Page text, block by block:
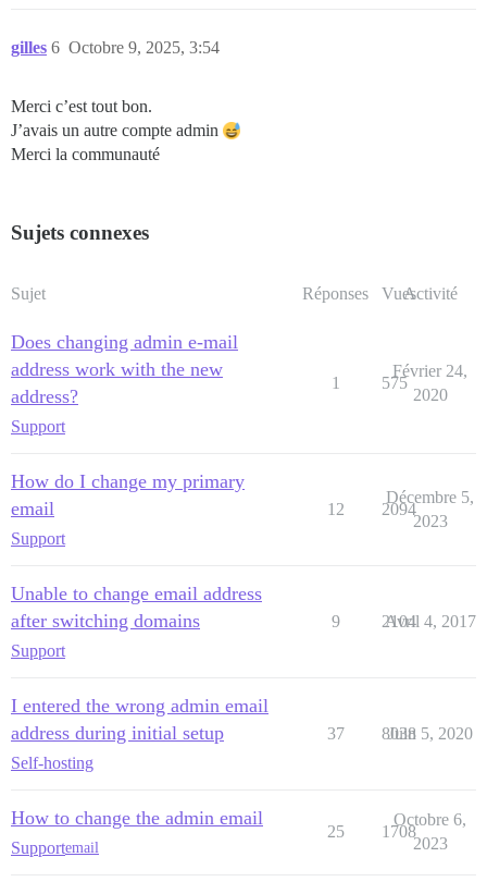
gilles Octobre 9, 2025, 3:54
6
Merci c’est tout bon.
J’avais un autre compte admin
Merci la communauté
Sujets connexes
Sujet Réponses VuesActivité
Does changing admin e-mail
address work with the new
address?
Support
1 575
Février 24,
2020
How do I change my primary
email
Support
12 2094
Décembre 5,
2023
Unable to change email address
after switching domains
Support
9 2104
Avril 4, 2017
I entered the wrong admin email
address during initial setup
Self-hosting
37 8038
Juin 5, 2020
How to change the admin email
Supportemail
25 1708
Octobre 6,
2023